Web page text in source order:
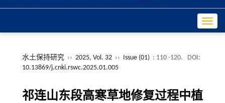
水土保持研究 ›› 2025, Vol. 32 ›› Issue (01) : 110 -120.
DOI:
10.13869/j.cnki.rswc.2025.01.005
祁连山东段高寒草地修复过程中植